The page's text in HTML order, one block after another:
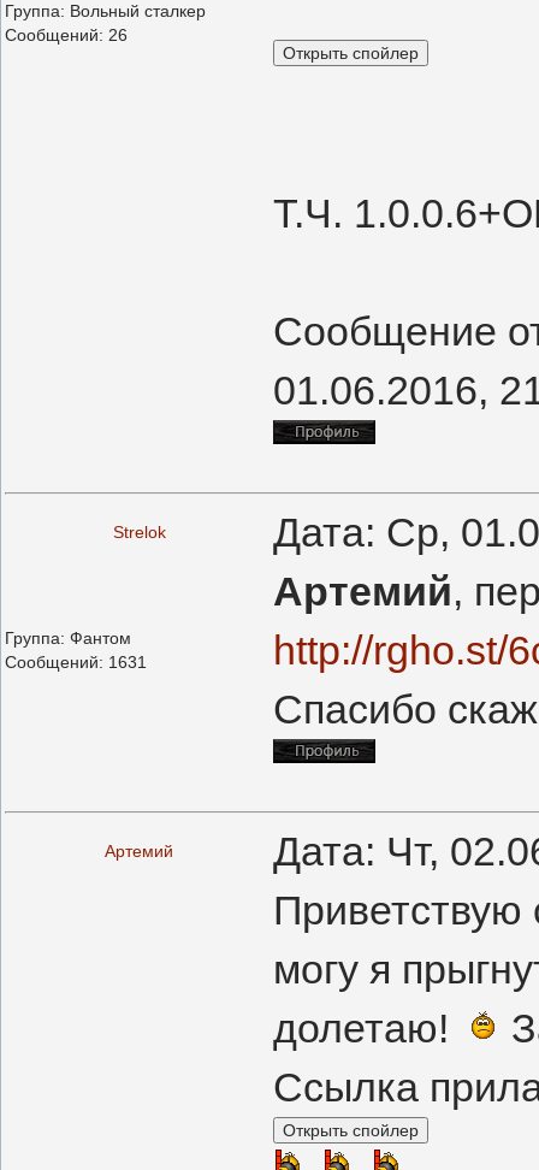
Группа: Вольный сталкер
Сообщений: 26
Т.Ч.
Сообщение
01.06.2016,
Strelok Дата: Ср,
Группа: Фантом
Сообщений: 1631
Артемий,
http://rgho.st/
Спасибо
Артемий Дата: Чт,
Приветствую
могу я
долетаю!
Ссылка